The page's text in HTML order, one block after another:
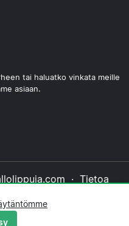
tai haluatko vinkata meille
asiaan.
· Tietoa
käytäntö